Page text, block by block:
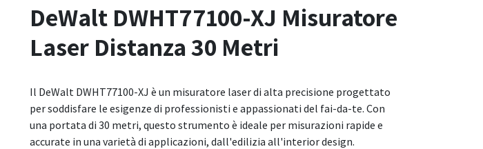
DeWalt DWHT77100-XJ Misuratore
Laser Distanza 30 Metri
Il DeWalt DWHT77100-XJ è un misuratore laser di alta precisione progettato
per soddisfare le esigenze di professionisti e appassionati del fai-da-te. Con
una portata di 30 metri, questo strumento è ideale per misurazioni rapide e
accurate in una varietà di applicazioni, dall'edilizia all'interior design.